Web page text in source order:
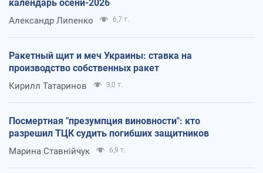
календарь осени-2026
Александр Липенко 6,7 т.
Ракетный щит и меч Украины: ставка на
производство собственных ракет
Кирилл Татаринов 3,0 т.
Посмертная "презумпция виновности": кто
разрешил ТЦК судить погибших защитников
Марина Ставнійчук 6,9 т.